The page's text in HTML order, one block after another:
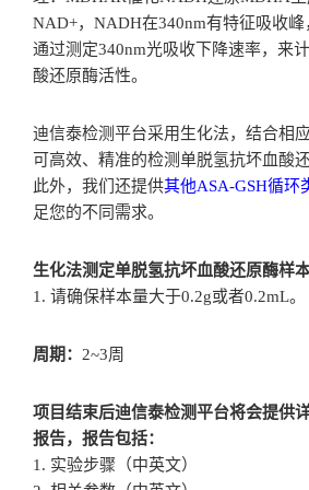
NAD+，NADH在340nm有特征吸收
通过测定340nm光吸收下降速率，来
酸还原酶活性。
迪信泰检测平台采用生化法，结合相
可高效、精准的检测单脱氢抗坏血酸
此外，我们还提供其他ASA-GSH循环
足您的不同需求。
生化法测定单脱氢抗坏血酸还原酶样本
1. 请确保样本量大于0.2g或者0.2mL。
周期： 2~3周
项目结束后迪信泰检测平台将会提供
报告，报告包括：
1. 实验步骤（中英文）